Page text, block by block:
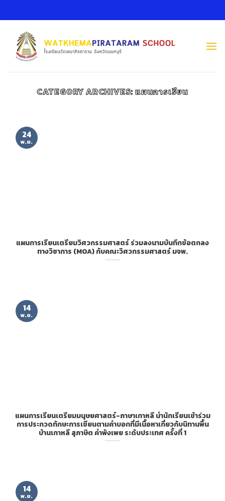
to
content
CATEGORY ARCHIVES:แผนการเรียน
แผนการเรียนเตรียมวิศวกรรมศาสตร์ ร่วมลงนามบันทึกข้อตกลง
ทางวิชาการ (MOA) กับคณะวิศวกรรมศาสตร์ มจพ.
24
พ.ย.
แผนการเรียนเตรียมมนุษยศาสตร์-ภาษาเกาหลี นำนักเรียนเข้าร่วม
การประกวดทักษะการเขียนตามคำบอกที่มีเนื้อหาเกี่ยวกับนิทานพื้น
บ้านเกาหลี สุภาษิต คำพังเพย ระดับประเทศ ครั้งที่ 1
14
พ.ย.
14
พ.ย.